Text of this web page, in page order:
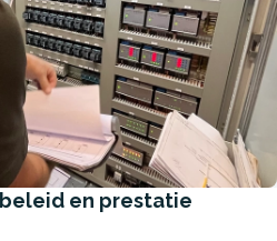
en prestatie